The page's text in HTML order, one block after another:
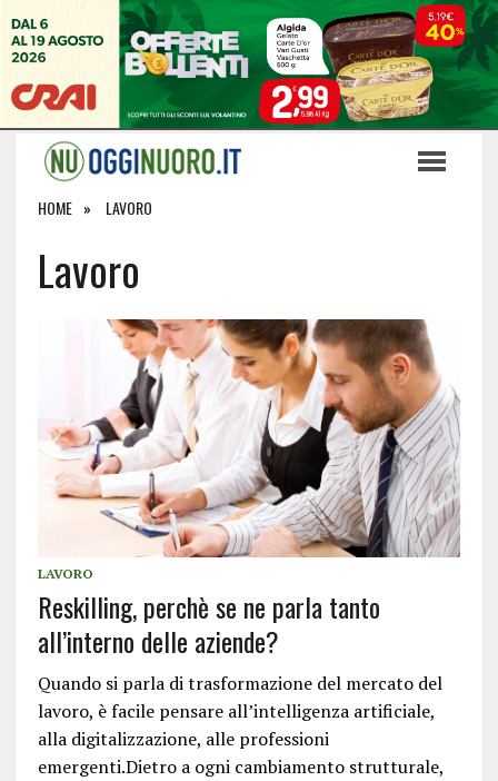
HOME LAVORO
Lavoro
LAVORO
Reskilling, perchè se ne parla tanto
all’interno delle aziende?
Quando si parla di trasformazione del mercato del
lavoro, è facile pensare all’intelligenza artificiale,
alla digitalizzazione, alle professioni
emergenti.Dietro a ogni cambiamento strutturale,